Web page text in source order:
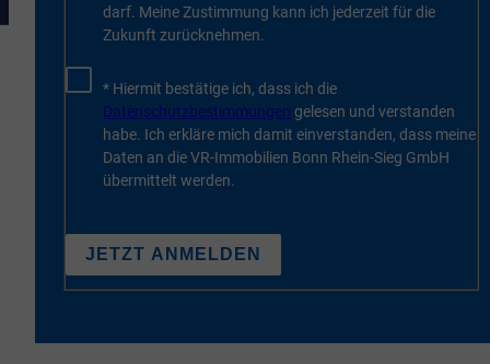
darf. Meine Zustimmung kann ich jederzeit für die
Zukunft zurücknehmen.
* Hiermit bestätige ich, dass ich die
Datenschutzbestimmungen gelesen und verstanden
habe. Ich erkläre mich damit einverstanden, dass meine
Daten an die VR-Immobilien Bonn Rhein-Sieg GmbH
übermittelt werden.
JETZT ANMELDEN